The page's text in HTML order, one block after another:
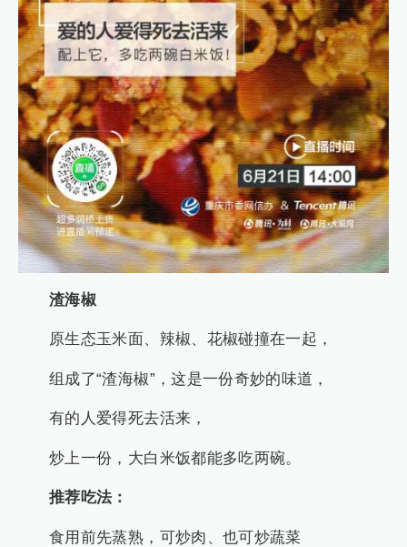
渣海椒
原生态玉米面、辣椒、花椒碰撞在一起，
组成了“渣海椒”，这是一份奇妙的味道，
有的人爱得死去活来，
炒上一份，大白米饭都能多吃两碗。
推荐吃法：
食用前先蒸熟，可炒肉、也可炒蔬菜